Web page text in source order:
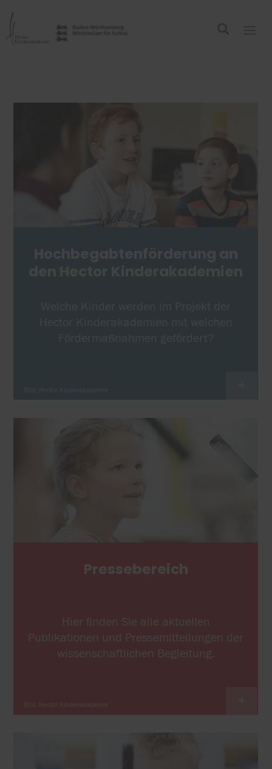
Pressebereich
Hier finden Sie alle aktuellen
Publikationen und Pressemitteilungen der
wissenschaftlichen Begleitung.